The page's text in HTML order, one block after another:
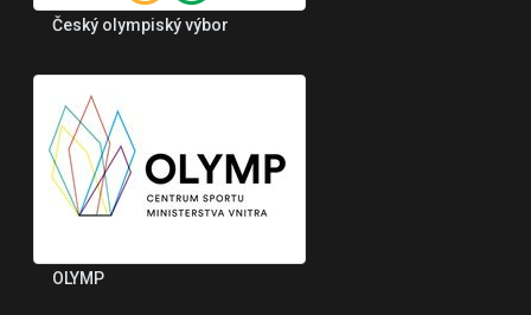
Český olympiský výbor
OLYMP